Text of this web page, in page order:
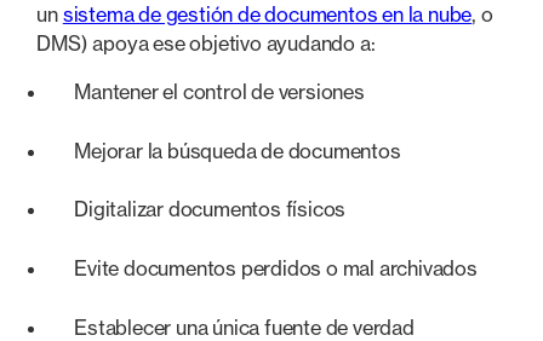
un sistema de gestión de documentos en la nube, o
DMS) apoya ese objetivo ayudando a:
Mantener el control de versiones
Mejorar la búsqueda de documentos
Digitalizar documentos físicos
Evite documentos perdidos o mal archivados
Establecer una única fuente de verdad